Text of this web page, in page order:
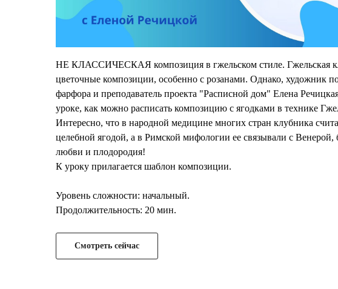
НЕ КЛАССИЧЕСКАЯ композиция в гжельском стиле. Гжельская
цветочные композиции, особенно с розанами. Однако, художник
фарфора и преподаватель проекта "Расписной дом" Елена
уроке, как можно расписать композицию с ягодками в технике
Интересно, что в народной медицине многих стран клубника
целебной ягодой, а в Римской мифологии ее связывали с Венерой,
любви и плодородия!
К уроку прилагается шаблон композиции.
Уровень сложности: начальный.
Продолжительность: 20 мин.
Смотреть сейчас